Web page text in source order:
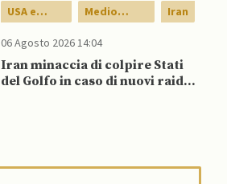
dietro un attore statale”
USA e
Canada
Medio
Oriente
Iran
06 Agosto 2026 14:04
Iran minaccia di colpire Stati
del Golfo in caso di nuovi raid